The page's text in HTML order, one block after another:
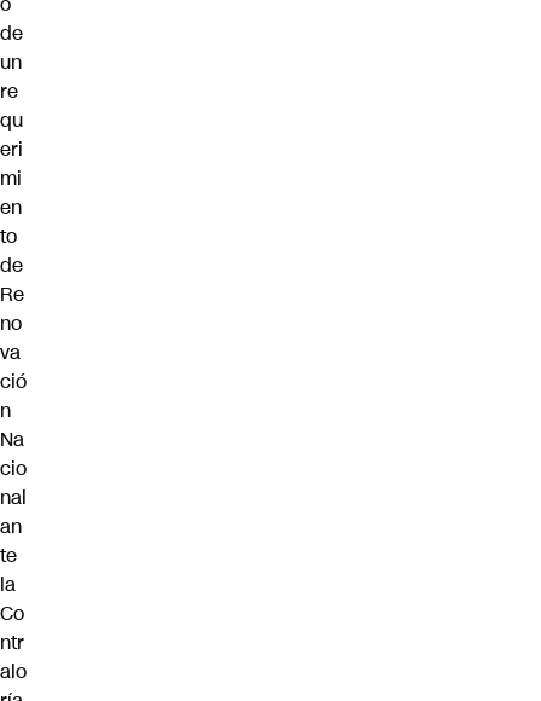
de
un
re
qu
eri
mi
en
to
de
Re
no
va
ció
n
Na
cio
nal
an
te
la
Co
ntr
alo